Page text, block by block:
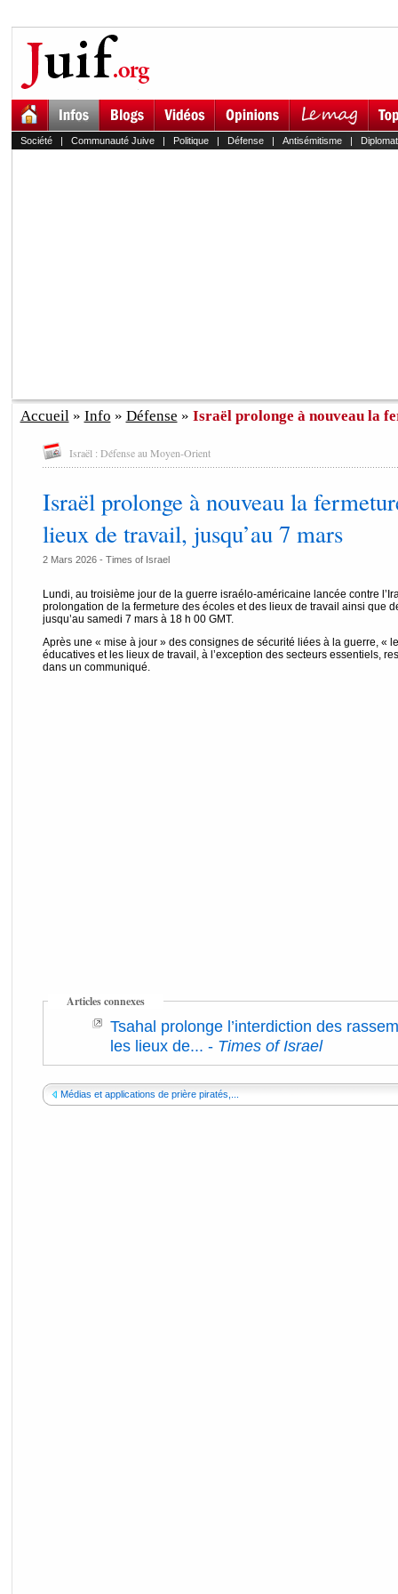
Société| Communauté Juive| Politique| Défense| Antisémitisme|
Accueil» Info » Défense » Israël prolonge à nouveau la
Israël : Défense au Moyen-Orient
Israël prolonge à nouveau la
lieux de travail, jusqu’au 7 mars
2 Mars 2026 - Times of Israel
Lundi, au troisième jour de la guerre israélo-américaine lancée contre
prolongation de la fermeture des écoles et des lieux de travail ainsi que
jusqu’au samedi 7 mars à 18 h 00 GMT.
Après une « mise à jour » des consignes de sécurité liées à la guerre, «
éducatives et les lieux de travail, à l’exception des secteurs essentiels,
dans un communiqué.
Articles connexes
Tsahal prolonge l’interdiction des
les lieux de... - Times of Israel
Médias et applications de prière piratés,...